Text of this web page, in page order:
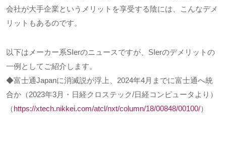
会社が大手企業というメリットを享受する陰には、こんなデメ
リットもあるのです。
以下はメーカー系SIerのニュースですが、 SIerのデメリットの
一例としてご紹介します。
◆富士通Japanに消滅説が浮上、 2024年4月までに富士通へ統
合か（2023年3月・日経クロステック/日経コンピュータより）
（https://xtech.nikkei.com/atcl/nxt/column/18/00848/00100/）